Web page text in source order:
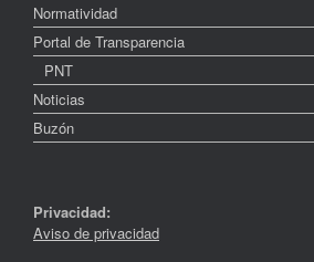
Normatividad
Portal de Transparencia
PNT
Noticias
Buzón
Privacidad:
Aviso de privacidad